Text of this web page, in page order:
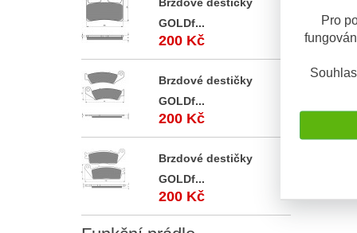
Pro
GOLDf...
200 Kč
Brzdové destičky
GOLDf...
200 Kč
Brzdové destičky
GOLDf...
200 Kč